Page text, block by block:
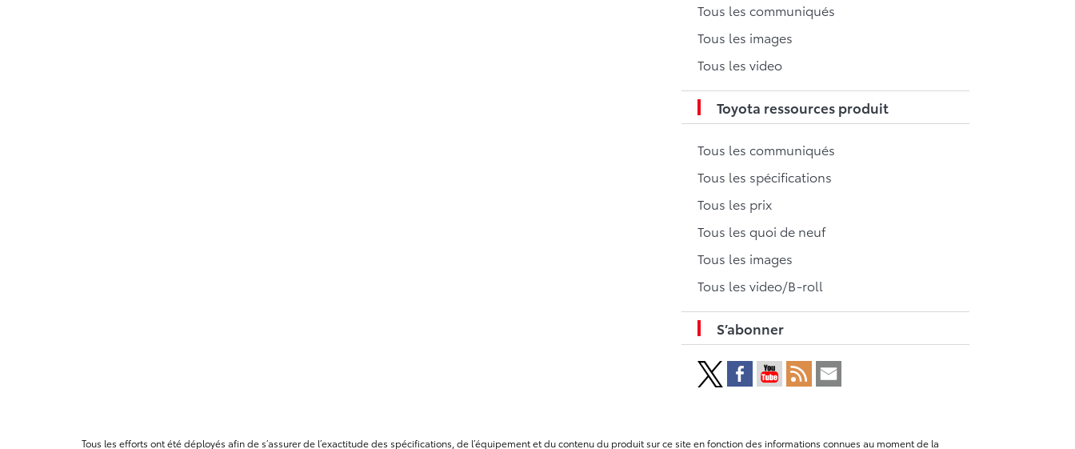
Tous les communiqués
Tous les images
Tous les video
Toyota ressources produit
Tous les communiqués
Tous les spécifications
Tous les prix
Tous les quoi de neuf
Tous les images
Tous les video/B-roll
S’abonner
Tous les efforts ont été déployés afin de s’assurer de l’exactitude des spécifications, de l’équipement et du contenu du produit sur ce site en fonction des informations connues au moment de la